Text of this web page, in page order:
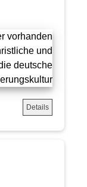
Details